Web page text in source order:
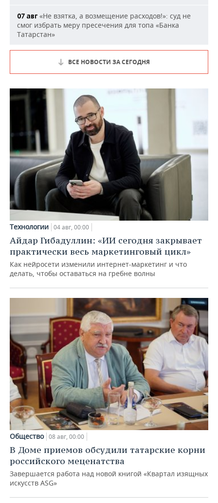
07 авг «Не взятка, а возмещение расходов!»: суд не
смог избрать меру пресечения для топа «Банка
Татарстан»
ВСЕ НОВОСТИ ЗА СЕГОДНЯ
Технологии 04 авг, 00:00
Айдар Гибадуллин: «ИИ сегодня закрывает
практически весь маркетинговый цикл»
Как нейросети изменили интернет-маркетинг и что
делать, чтобы оставаться на гребне волны
Общество 08 авг, 00:00
В Доме приемов обсудили татарские корни
российского меценатства
Завершается работа над новой книгой «Квартал изящных
искусств ASG»